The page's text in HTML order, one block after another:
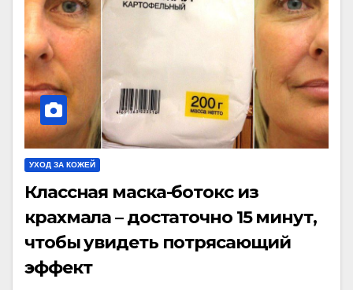
УХОД ЗА КОЖЕЙ
Классная маска-ботокс из
крахмала – достаточно 15 минут,
чтобы увидеть потрясающий
эффект